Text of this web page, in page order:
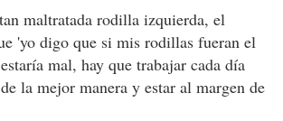
maltratada rodilla izquierda, el
'yo digo que si mis rodillas fueran el
mal, hay que trabajar cada día
la mejor manera y estar al margen de